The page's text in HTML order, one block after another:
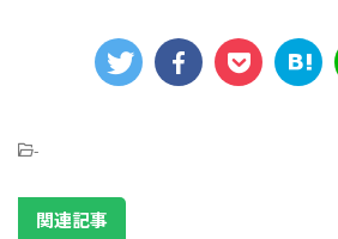
-
関連記事